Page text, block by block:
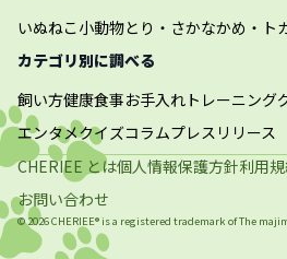
いぬねこ小動物とり・さかなかめ・ト
カテゴリ別に調べる
飼い方健康食事お手入れ トレーニング
エンタメクイズコラムプレスリリース
CHERIEE とは個人情報保護方針利用
お問い合わせ
©2026CHERIEE® is a registered trademark of The